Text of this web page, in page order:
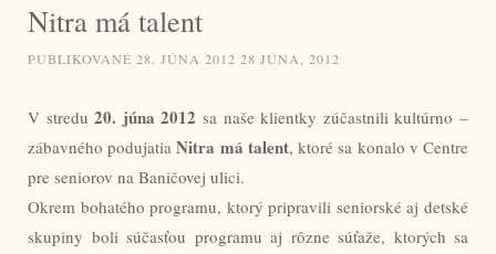
Nitra má talent
PUBLIKOVANÉ 28. JÚNA 2012 28 JÚNA, 2012
V stredu20. júna 2012 sa naše klientky zúčastnili kultúrno –
zábavného podujatiaNitra má talent, ktoré sa konalo v Centre
pre seniorov na Baničovej ulici.
Okrem bohatého programu, ktorý pripravili seniorské aj detské
skupiny boli súčasťou programu aj rôzne súťaže, ktorých sa